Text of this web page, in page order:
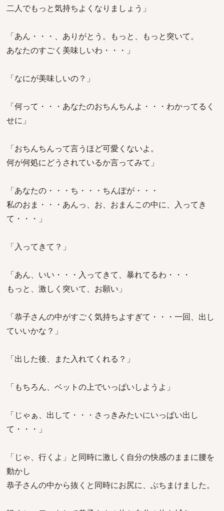
二人でもっと気持ちよくなりましょう」
「あん・・・、ありがとう。もっと、もっと突いて。
あなたのすごく美味しいわ・・・」
「なにが美味しいの？」
「何って・・・あなたのおちんちんよ・・・わかってるく
せに」
「おちんちんって言うほど可愛くないよ。
何が何処にどうされているか言ってみて」
「あなたの・・・ち・・・ちんぽが・・・
私のおま・・・あんっ、お、おまんこの中に、入ってき
て・・・」
「入ってきて？」
「あん、いい・・・入ってきて、暴れてるわ・・・
もっと、激しく突いて、お願い」
「恭子さんの中がすごく気持ちよすぎて・・・一回、出し
ていいかな？」
「出した後、また入れてくれる？」
「もちろん、ベットの上でいっぱいしようよ」
「じゃぁ、出して・・・さっきみたいにいっぱい出し
て・・・」
「じゃ、行くよ」と同時に激しく自分の快感のままに腰を
動かし
恭子さんの中から抜くと同時にお尻に、ぶちまけました。